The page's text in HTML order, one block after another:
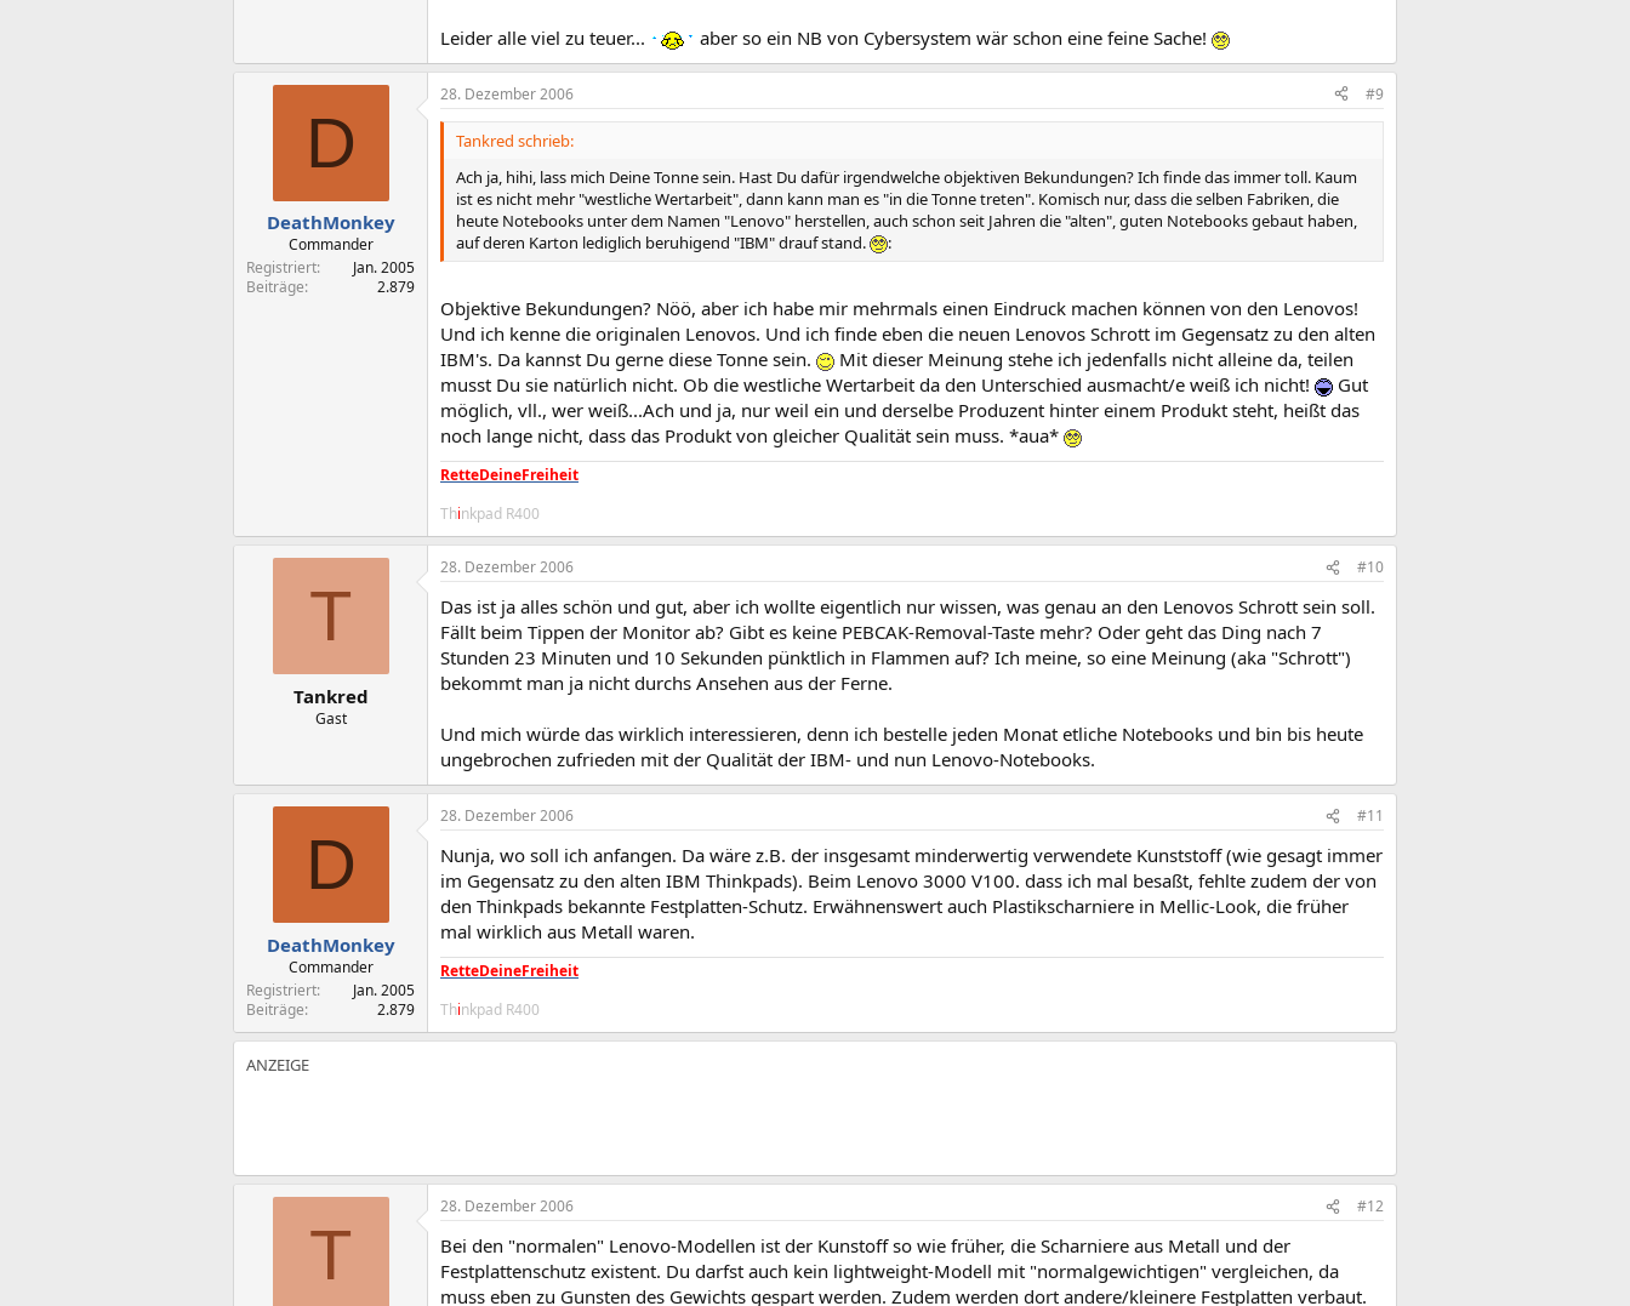
Leider alle viel zu teuer... aber so ein NB von Cybersystem wär schon eine feine Sache!
D
DeathMonkey
Commander
Registriert
Jan. 2005
Beiträge
2.879
28. Dezember 2006 #9
Tankred schrieb:
Ach ja, hihi, lass mich Deine Tonne sein. Hast Du dafür irgendwelche objektiven Bekundungen? Ich finde das immer toll. Kaum
ist es nicht mehr "westliche Wertarbeit", dann kann man es "in die Tonne treten". Komisch nur, dass die selben Fabriken, die
heute Notebooks unter dem Namen "Lenovo" herstellen, auch schon seit Jahren die "alten", guten Notebooks gebaut haben,
auf deren Karton lediglich beruhigend "IBM" drauf stand.
:
Objektive Bekundungen? Nöö, aber ich habe mir mehrmals einen Eindruck machen können von den Lenovos!
Und ich kenne die originalen Lenovos. Und ich finde eben die neuen Lenovos Schrott im Gegensatz zu den alten
IBM's. Da kannst Du gerne diese Tonne sein.
Mit dieser Meinung stehe ich jedenfalls nicht alleine da, teilen
musst Du sie natürlich nicht. Ob die westliche Wertarbeit da den Unterschied ausmacht/e weiß ich nicht!
Gut
möglich, vll., wer weiß...Ach und ja, nur weil ein und derselbe Produzent hinter einem Produkt steht, heißt das
noch lange nicht, dass das Produkt von gleicher Qualität sein muss. *aua*
RetteDeineFreiheit
Thinkpad R400
T
Tankred
Gast
28. Dezember 2006 #10
Das ist ja alles schön und gut, aber ich wollte eigentlich nur wissen, was genau an den Lenovos Schrott sein soll.
Fällt beim Tippen der Monitor ab? Gibt es keine PEBCAK-Removal-Taste mehr? Oder geht das Ding nach 7
Stunden 23 Minuten und 10 Sekunden pünktlich in Flammen auf? Ich meine, so eine Meinung (aka "Schrott")
bekommt man ja nicht durchs Ansehen aus der Ferne.
Und mich würde das wirklich interessieren, denn ich bestelle jeden Monat etliche Notebooks und bin bis heute
ungebrochen zufrieden mit der Qualität der IBM- und nun Lenovo-Notebooks.
D
DeathMonkey
Commander
Registriert
Jan. 2005
Beiträge
2.879
28. Dezember 2006 #11
Nunja, wo soll ich anfangen. Da wäre z.B. der insgesamt minderwertig verwendete Kunststoff (wie gesagt immer
im Gegensatz zu den alten IBM Thinkpads). Beim Lenovo 3000 V100. dass ich mal besaßt, fehlte zudem der von
den Thinkpads bekannte Festplatten-Schutz. Erwähnenswert auch Plastikscharniere in Mellic-Look, die früher
mal wirklich aus Metall waren.
RetteDeineFreiheit
Thinkpad R400
T
28. Dezember 2006 #12
Bei den "normalen" Lenovo-Modellen ist der Kunstoff so wie früher, die Scharniere aus Metall und der
Festplattenschutz existent. Du darfst auch kein lightweight-Modell mit "normalgewichtigen" vergleichen, da
muss eben zu Gunsten des Gewichts gespart werden. Zudem werden dort andere/kleinere Festplatten verbaut.